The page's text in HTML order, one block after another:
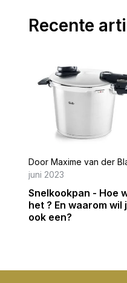
Recente
Door Maxime van der
juni 2023
Snelkookpan - Hoe
het ? En waarom wil
ook een?